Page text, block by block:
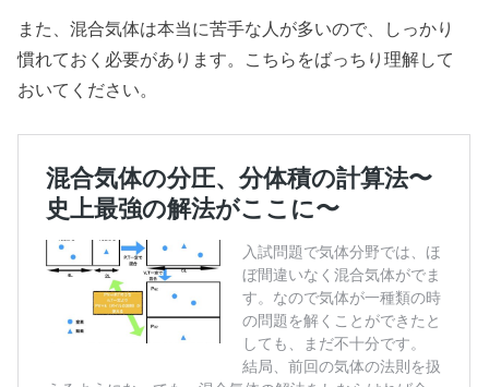
また、混合気体は本当に苦手な人が多いので、しっかり
慣れておく必要があります。こちらをばっちり理解して
おいてください。